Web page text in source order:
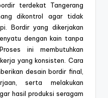
terdekat Tangerang
dikontrol agar tidak
Bordir yang dikerjakan
dengan kain tanpa
ini membutuhkan
yang konsisten. Cara
desain bordir final,
serta melakukan
hasil produksi seragam